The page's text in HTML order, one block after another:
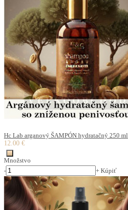
Hc Lab arganový ŠAMPÓN hydratačný 250 ml
12.00 €
Množstvo
-
+ Kúpiť